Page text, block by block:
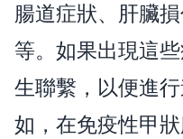
腸道症狀、肝臟
等。如果出現這
生聯繫，以便進
如，在免疫性甲